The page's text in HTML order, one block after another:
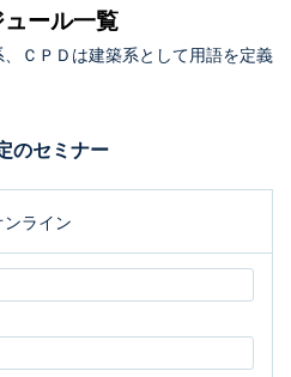
ール一覧
ＣＰＤは建築系として用語を定義
のセミナー
ンライン